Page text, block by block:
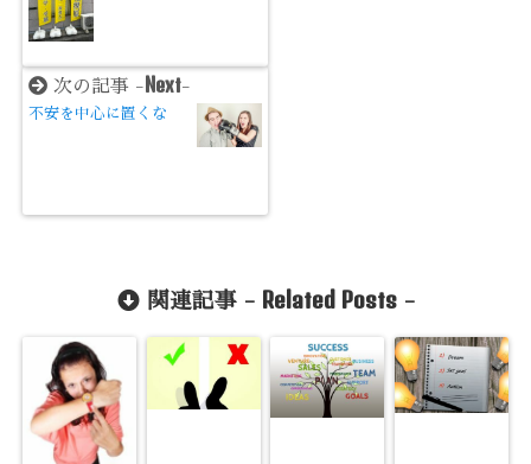
次の記事 - Next-
不安を中心に置くな
関連記事 - Related Posts-